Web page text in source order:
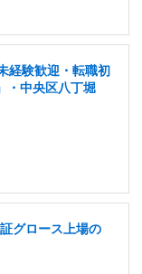
経験歓迎・転職初
・中央区八丁堀
グロース上場の